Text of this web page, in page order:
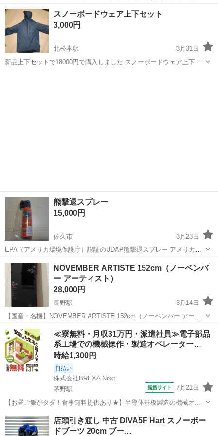
少し大きめの傷がありますがあまり気になりません。 赤ミラーレンズ
になります。 まだまだ使えるので気になるかたはよろしくお願いしま
す。
長野 松本市 北松本駅 スノーボード ミラー
スノーボードウェア上下セット
3,000円
北松本駅
3月31日
新品上下セットで18000円で購入しました スノーボードウェア上下セ
熊撃退スプレー
15,000円
佐久市
3月23日
EPA（アメリカ環境保護庁）認証のUDAP熊撃退スプレー アメリカの
森林警備隊が採用している物です。 使用期限は２０２９年１２月 熊被
害が多く冬眠しない熊も複数確認されている現在、入手困難で貴重な
品となっています。 ...
長野 佐久市
NOVEMBER ARTISTE 152cm（ノーベンバ
ー アーティスト）
28,000円
長野駅
3月14日
【国産・名機】NOVEMBER ARTISTE 152cm（ノーベンバー アーテ
ィスト） 【商品の特徴】 国産ブランド「NOVEMBER」のフラッグシ
ップモデルです。 オガサカ製で非常に作りが良く、初心者から上級者
まで、フ...
長野 長野市 長野駅 スノーボード NOVEMBER
≪寮無料・月収31万円・派遣社員≫電子部品
系工場での機械操作・製造オペレーター…
時給1,300円
日払い
株式会社BREXA Next
茅野駅
提携サイト 7月21日
【お昼ご飯がタダ！食事無料提供あり★】半導体基板製造の機械オペ
レーターや検査作業！未経験活躍中★カップル＆友達同士の応募OK！
赴任旅費会社負担★嬉しい無料送迎◎正社員登用制度あり！マイカー
通勤OK！無料駐車場完備！《長野県茅...
長野 茅野市 茅野駅 その他
店頭引き渡し 中古 DIVA5F Hart スノーボー
ドブーツ 20cm ブー…